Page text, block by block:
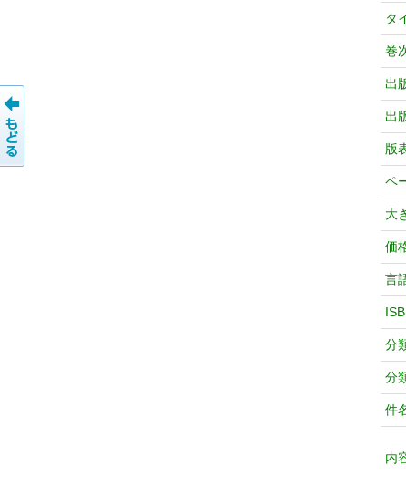
タ
巻
出
出
版
ペ
大
価
言
分
分
件
内